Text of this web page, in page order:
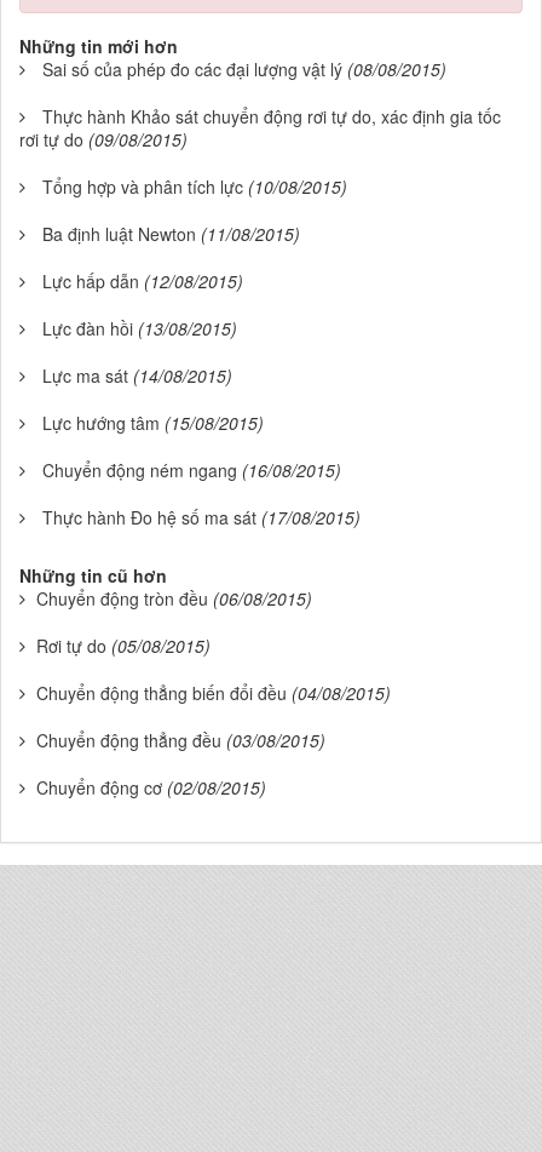
Những tin mới hơn
Sai số của phép đo các đại lượng vật lý (08/08/2015)
Thực hành Khảo sát chuyển động rơi tự do, xác định gia tốc
rơi tự do (09/08/2015)
Tổng hợp và phân tích lực (10/08/2015)
Ba định luật Newton (11/08/2015)
Lực hấp dẫn (12/08/2015)
Lực đàn hồi (13/08/2015)
Lực ma sát (14/08/2015)
Lực hướng tâm (15/08/2015)
Chuyển động ném ngang (16/08/2015)
Thực hành Đo hệ số ma sát (17/08/2015)
Những tin cũ hơn
Chuyển động tròn đều (06/08/2015)
Rơi tự do (05/08/2015)
Chuyển động thẳng biến đổi đều (04/08/2015)
Chuyển động thẳng đều (03/08/2015)
Chuyển động cơ (02/08/2015)